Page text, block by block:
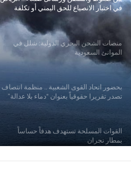
في اختبار الانصياع للحق اليمني أو تكلفة
التصعيد
منصات الشحن البحري الدولية: شلل في
الموانئ السعودية
بحضور اتحاد القوى الشعبية .. منظمة انتصاف
تصدر تقريرا حقوقياً بعنوان “دماء بلا عدالة”
القوات المسلحة تستهدف هدفاً حساساً
بمطار نجران